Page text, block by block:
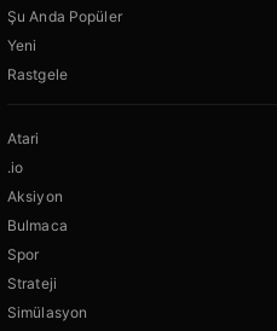
Şu Anda Popüler
Yeni
Rastgele
Atari
.io
Aksiyon
Bulmaca
Spor
Strateji
Simülasyon